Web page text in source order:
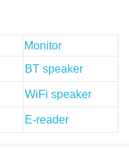
Monitor
BT speaker
WiFi speaker
E-reader